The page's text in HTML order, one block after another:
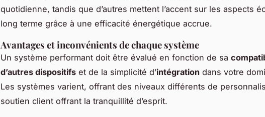
quotidienne, tandis que d’autres mettent l’accent sur les aspects
long terme grâce à une efficacité énergétique accrue.
Avantages et inconvénients de chaque système
Un système performant doit être évalué en fonction de sa
d’autres dispositifs et de la simplicité d’intégration dans votre
Les systèmes varient, offrant des niveaux différents de
soutien client offrant la tranquillité d’esprit.